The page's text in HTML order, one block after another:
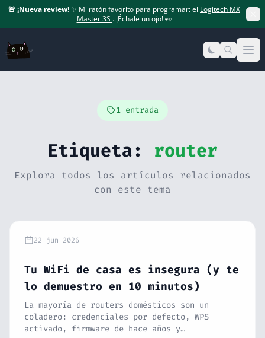
🚨 ¡Nueva review!✨ Mi ratón favorito para programar: el Logitech MX
Master 3S . ¡Échale un ojo! 👀
1 entrada
Etiqueta: router
Explora todos los artículos relacionados
con este tema
22 jun 2026
Tu WiFi de casa es insegura (y te
lo demuestro en 10 minutos)
La mayoría de routers domésticos son un
coladero: credenciales por defecto, WPS
activado, firmware de hace años y